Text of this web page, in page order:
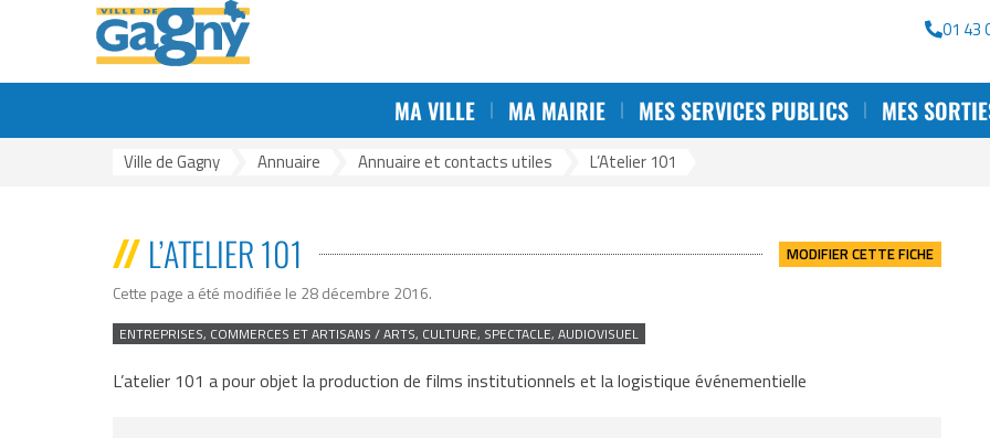
Gestion des traceursAller au menu Aller au contenu
01 43
MA VILLE MA MAIRIE MES SERVICES PUBLICS MES
Ville de Gagny Annuaire Annuaire et contacts utiles L’Atelier 101
L’ATELIER 101 MODIFIER CETTE FICHE
Cette page a été modifiée le 28 décembre 2016.
ENTREPRISES, COMMERCES ET ARTISANS / ARTS, CULTURE, SPECTACLE, AUDIOVISUEL
L’atelier 101 a pour objet la production de films institutionnels et la logistique événementielle